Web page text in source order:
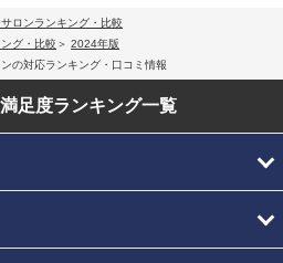
ロンランキング・比較
グ・比較
2024年版
の対応ランキング・口コミ情報
足度ランキング一覧